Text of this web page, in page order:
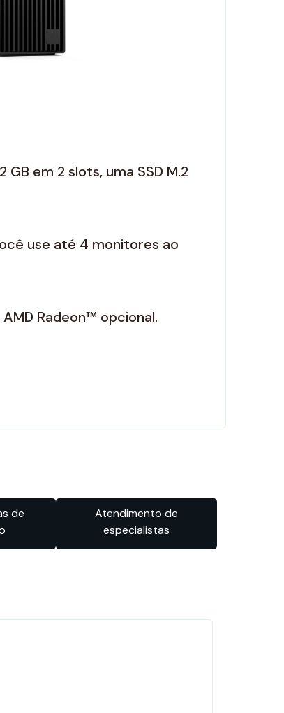
em 2 slots, uma SSD M.2
use até 4 monitores ao
Radeon™ opcional.
de
Atendimento de
especialistas